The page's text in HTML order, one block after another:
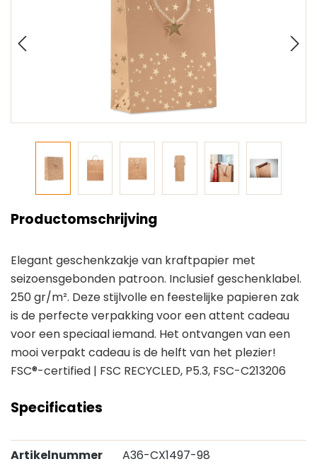
Productomschrijving
Elegant geschenkzakje van kraftpapier met
seizoensgebonden patroon. Inclusief geschenklabel.
250 gr/m². Deze stijlvolle en feestelijke papieren zak
is de perfecte verpakking voor een attent cadeau
voor een speciaal iemand. Het ontvangen van een
mooi verpakt cadeau is de helft van het plezier!
FSC®-certified | FSC RECYCLED, P5.3, FSC-C213206
Specificaties
Artikelnummer
A36-CX1497-98